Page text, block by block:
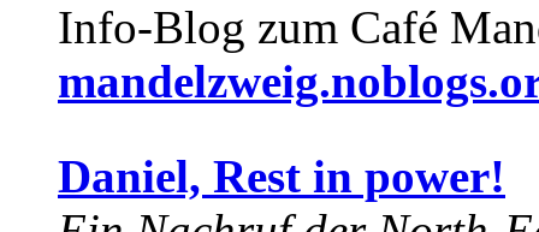
Info-Blog zum Café
Daniel, Rest in power!